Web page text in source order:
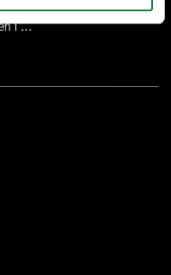
Så minskar du värmeförlusten i hus med stora glasytor